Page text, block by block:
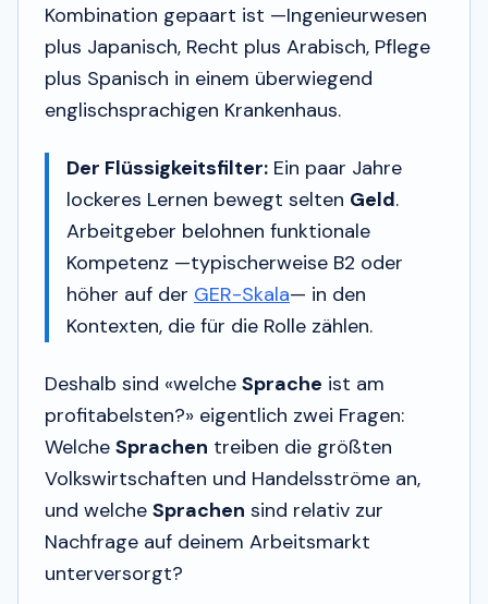
Kombination gepaart ist —Ingenieurwesen
plus Japanisch, Recht plus Arabisch, Pflege
plus Spanisch in einem überwiegend
englischsprachigen Krankenhaus.
Der Flüssigkeitsfilter: Ein paar Jahre
lockeres Lernen bewegt selten Geld.
Arbeitgeber belohnen funktionale
Kompetenz —typischerweise B2 oder
höher auf der GER-Skala— in den
Kontexten, die für die Rolle zählen.
Deshalb sind «welche Sprache ist am
profitabelsten?» eigentlich zwei Fragen:
Welche Sprachen treiben die größten
Volkswirtschaften und Handelsströme an,
und welche Sprachen sind relativ zur
Nachfrage auf deinem Arbeitsmarkt
unterversorgt?